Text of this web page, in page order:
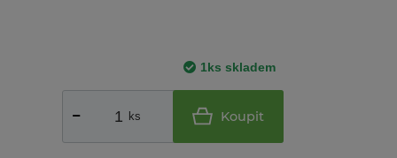
1ks skladem
ks Koupit